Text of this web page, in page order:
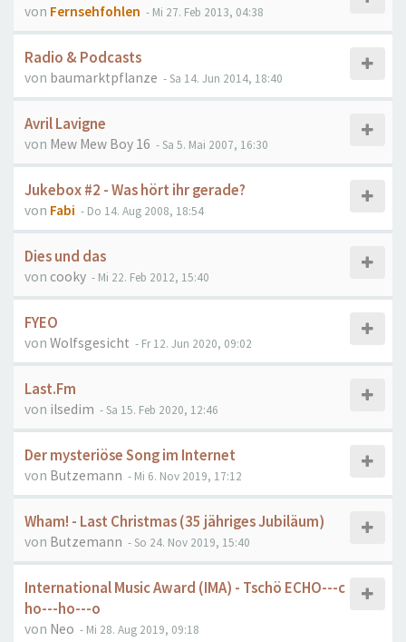
von Fernsehfohlen - Mi 27. Feb 2013, 04:38
Radio & Podcasts
von baumarktpflanze - Sa 14. Jun 2014, 18:40
Avril Lavigne
von Mew Mew Boy 16 - Sa 5. Mai 2007, 16:30
Jukebox #2 - Was hört ihr gerade?
von Fabi - Do 14. Aug 2008, 18:54
Dies und das
von cooky - Mi 22. Feb 2012, 15:40
FYEO
von Wolfsgesicht - Fr 12. Jun 2020, 09:02
Last.Fm
von ilsedim - Sa 15. Feb 2020, 12:46
Der mysteriöse Song im Internet
von Butzemann - Mi 6. Nov 2019, 17:12
Wham! - Last Christmas (35 jähriges Jubiläum)
von Butzemann - So 24. Nov 2019, 15:40
International Music Award (IMA) - Tschö ECHO---c
ho---ho---o
von Neo - Mi 28. Aug 2019, 09:18